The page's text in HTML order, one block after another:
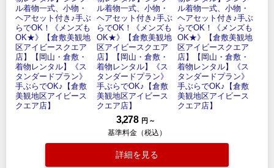
3,278 円 ～
基準料金（税込）
詳細を見る